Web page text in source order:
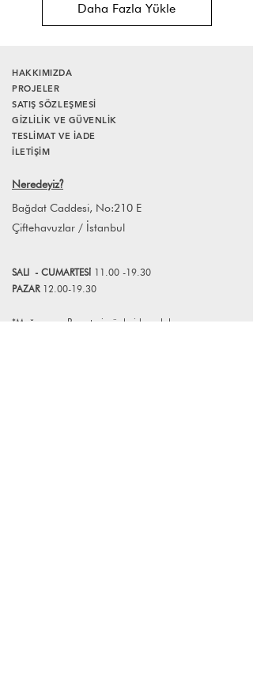
Daha Fazla Yükle
HAKKIMIZDA
PROJELER
SATIŞ SÖZLEŞMESİ
GİZLİLİK VE GÜVENLİK
TESLİMAT VE İADE
İLETİŞİM
Neredeyiz?
Bağdat Caddesi, No:210 E
Çiftehavuzlar / İstanbul
SALI - CUMARTESİ 11.00 -19.30
PAZAR 12.00-19.30
*Mağazamız Pazartesi günleri kapalıdır.